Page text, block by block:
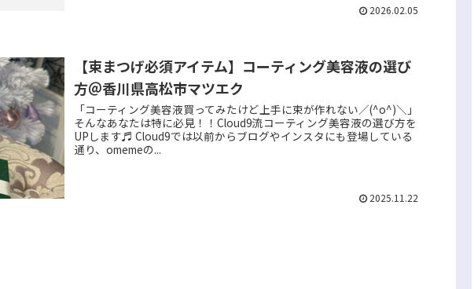
2026.02.05
【束まつげ必須アイテム】コーティング美容液の選び
方＠香川県高松市マツエク
「コーティング美容液買ってみたけど上手に束が作れない／(^o^)＼」
そんなあなたは特に必見！！Cloud9流コーティング美容液の選び方を
UPします♬ Cloud9では以前からブログやインスタにも登場している
通り、omemeの...
2025.11.22